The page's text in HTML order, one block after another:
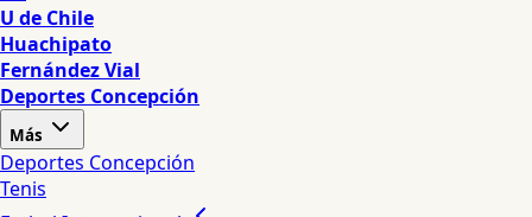
U de Chile
Huachipato
Fernández Vial
Deportes Concepción
Más
Deportes Concepción
Tenis